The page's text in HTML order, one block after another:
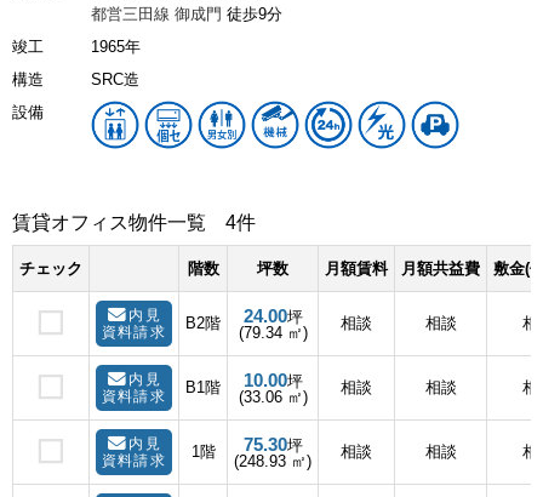
都営三田線 御成門 徒歩9分
竣工
1965年
構造
SRC造
設備
賃貸オフィス物件一覧 4件
チェック 階数 坪数 月額賃料 月額共益費 敷金(
内見
資料請求
B2階 24.00坪
(79.34 ㎡)
相談 相談 相
内見
資料請求
B1階 10.00坪
(33.06 ㎡)
相談 相談 相
内見
資料請求
1階 75.30坪
(248.93 ㎡)
相談 相談 相